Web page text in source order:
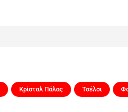
Κρίσταλ Πάλας Τσέλσι